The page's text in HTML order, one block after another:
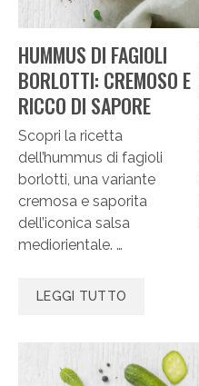
HUMMUS DI FAGIOLI
BORLOTTI: CREMOSO E
RICCO DI SAPORE
Scopri la ricetta
dell’hummus di fagioli
borlotti, una variante
cremosa e saporita
dell’iconica salsa
mediorientale. …
LEGGI TUTTO